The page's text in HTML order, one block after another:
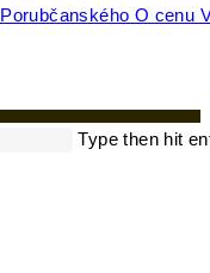
O cenu
Type then hit